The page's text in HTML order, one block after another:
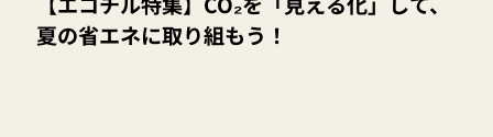
夏の省エネに取り組もう！